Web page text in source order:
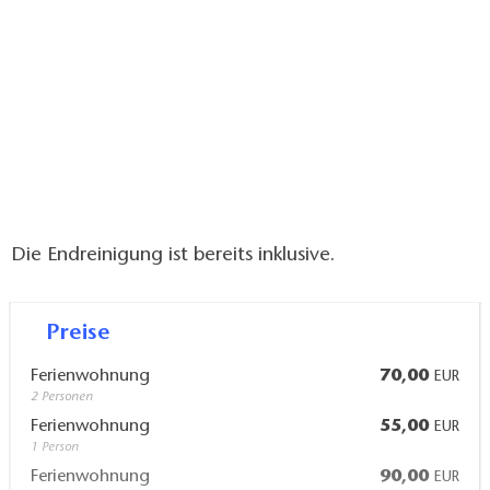
Die Endreinigung ist bereits inklusive.
Preise
Ferienwohnung 70,00 EUR
2 Personen
Ferienwohnung 55,00 EUR
1 Person
Ferienwohnung 90,00 EUR